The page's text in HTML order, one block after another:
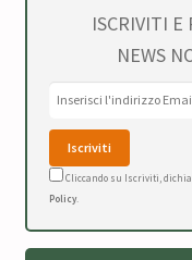
ISCRIVITI E
NEWS
Cliccando su Iscriviti,
Policy.